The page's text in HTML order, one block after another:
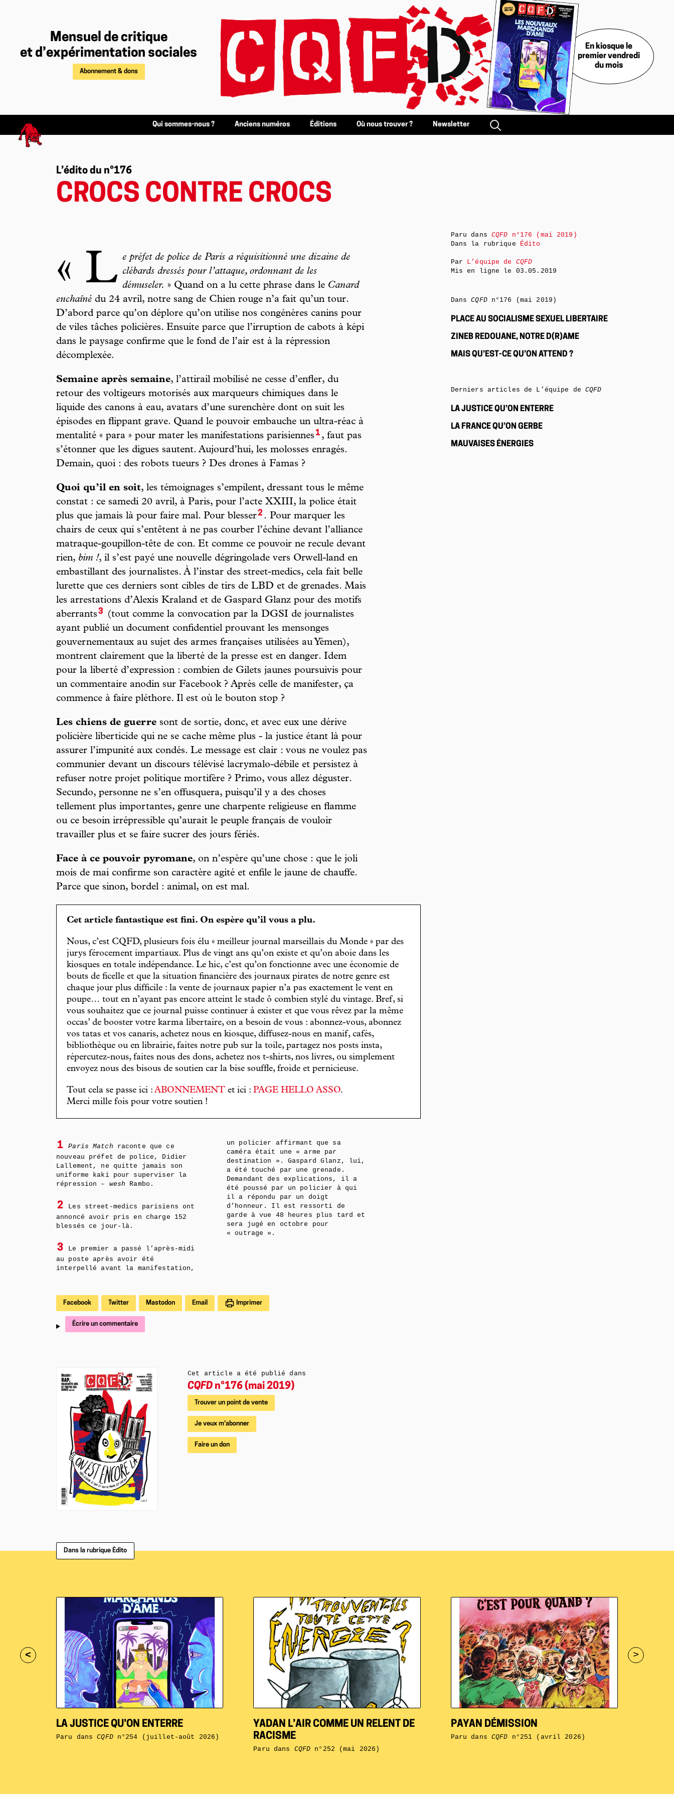
Mensuel de critique
et d’expérimentation sociales
Abonnement & dons
En kiosque le
premier vendredi
du mois
Qui sommes-nous ? Anciens numéros Éditions Où nous trouver ? Newsletter
L’édito du n°176
CROCS CONTRE CROCS
« L e préfet de police de Paris a réquisitionné une dizaine de
clébards dressés pour l’attaque, ordonnant de les
démuseler. » Quand on a lu cette phrase dans le Canard
enchaîné du 24 avril, notre sang de Chien rouge n’a fait qu’un tour.
D’abord parce qu’on déplore qu’on utilise nos congénères canins pour
de viles tâches policières. Ensuite parce que l’irruption de cabots à képi
dans le paysage confirme que le fond de l’air est à la répression
décomplexée.
Semaine après semaine, l’attirail mobilisé ne cesse d’enfler, du
retour des voltigeurs motorisés aux marqueurs chimiques dans le
liquide des canons à eau, avatars d’une surenchère dont on suit les
épisodes en flippant grave. Quand le pouvoir embauche un ultra-réac à
mentalité « para » pour mater les manifestations parisiennes1 , faut pas
s’étonner que les digues sautent. Aujourd’hui, les molosses enragés.
Demain, quoi : des robots tueurs ? Des drones à Famas ?
Quoi qu’il en soit, les témoignages s’empilent, dressant tous le même
constat : ce samedi 20 avril, à Paris, pour l’acte XXIII, la police était
plus que jamais là pour faire mal. Pour blesser2 . Pour marquer les
chairs de ceux qui s’entêtent à ne pas courber l’échine devant l’alliance
matraque-goupillon-tête de con. Et comme ce pouvoir ne recule devant
rien, bim !, il s’est payé une nouvelle dégringolade vers Orwell-land en
embastillant des journalistes. À l’instar des street-medics, cela fait belle
lurette que ces derniers sont cibles de tirs de LBD et de grenades. Mais
les arrestations d’Alexis Kraland et de Gaspard Glanz pour des motifs
aberrants3
(tout comme la convocation par la DGSI de journalistes
ayant publié un document confidentiel prouvant les mensonges
gouvernementaux au sujet des armes françaises utilisées au Yémen),
montrent clairement que la liberté de la presse est en danger. Idem
pour la liberté d’expression : combien de Gilets jaunes poursuivis pour
un commentaire anodin sur Facebook ? Après celle de manifester, ça
commence à faire pléthore. Il est où le bouton stop ?
Les chiens de guerre sont de sortie, donc, et avec eux une dérive
policière liberticide qui ne se cache même plus - la justice étant là pour
assurer l’impunité aux condés. Le message est clair : vous ne voulez pas
communier devant un discours télévisé lacrymalo-débile et persistez à
refuser notre projet politique mortifère ? Primo, vous allez déguster.
Secundo, personne ne s’en offusquera, puisqu’il y a des choses
tellement plus importantes, genre une charpente religieuse en flamme
ou ce besoin irrépressible qu’aurait le peuple français de vouloir
travailler plus et se faire sucrer des jours fériés.
Face à ce pouvoir pyromane, on n’espère qu’une chose : que le joli
mois de mai confirme son caractère agité et enfile le jaune de chauffe.
Parce que sinon, bordel : animal, on est mal.
Cet article fantastique est fini. On espère qu’il vous a plu.
Nous, c’est CQFD, plusieurs fois élu « meilleur journal marseillais du Monde » par des
jurys férocement impartiaux. Plus de vingt ans qu’on existe et qu’on aboie dans les
kiosques en totale indépendance. Le hic, c’est qu’on fonctionne avec une économie de
bouts de ficelle et que la situation financière des journaux pirates de notre genre est
chaque jour plus difficile : la vente de journaux papier n’a pas exactement le vent en
poupe… tout en n’ayant pas encore atteint le stade ô combien stylé du vintage. Bref, si
vous souhaitez que ce journal puisse continuer à exister et que vous rêvez par la même
occas’ de booster votre karma libertaire, on a besoin de vous : abonnez-vous, abonnez
vos tatas et vos canaris, achetez nous en kiosque, diffusez-nous en manif, cafés,
bibliothèque ou en librairie, faites notre pub sur la toile, partagez nos posts insta,
répercutez-nous, faites nous des dons, achetez nos t-shirts, nos livres, ou simplement
envoyez nous des bisous de soutien car la bise souffle, froide et pernicieuse.
Tout cela se passe ici : ABONNEMENT et ici : PAGE HELLO ASSO.
Merci mille fois pour votre soutien !
1 Paris Match raconte que ce
nouveau préfet de police, Didier
Lallement, ne quitte jamais son
uniforme kaki pour superviser la
répression – wesh Rambo.
2
Les street-medics parisiens ont
annoncé avoir pris en charge 152
blessés ce jour-là.
3
Le premier a passé l’après-midi
au poste après avoir été
interpellé avant la manifestation,
un policier affirmant que sa
caméra était une « arme par
destination ». Gaspard Glanz, lui,
a été touché par une grenade.
Demandant des explications, il a
été poussé par un policier à qui
il a répondu par un doigt
d’honneur. Il est ressorti de
garde à vue 48 heures plus tard et
sera jugé en octobre pour
« outrage ».
Facebook Twitter Mastodon Email Imprimer
Écrire un commentaire
Cet article a été publié dans
CQFD n°176 (mai 2019)
Trouver un point de vente
Je veux m'abonner
Faire un don
Paru dans CQFD n°176 (mai 2019)
Dans la rubrique Édito
Par L’équipe de CQFD
Mis en ligne le 03.05.2019
DansCQFDn°176 (mai 2019)
PLACE AU SOCIALISME SEXUEL LIBERTAIRE
ZINEB REDOUANE, NOTRE D(R)AME
MAIS QU’EST-CE QU’ON ATTEND ?
Derniers articles de L’équipe de CQFD
LA JUSTICE QU’ON ENTERRE
LA FRANCE QU’ON GERBE
MAUVAISES ÉNERGIES
< >
Dans la rubrique Édito
LA JUSTICE QU’ON ENTERRE
Paru dansCQFDn°254 (juillet-août 2026)
YADAN L’AIR COMME UN RELENT DE
RACISME
Paru dans CQFD n°252 (mai 2026)
PAYAN DÉMISSION
Paru dans CQFD n°251 (avril 2026)